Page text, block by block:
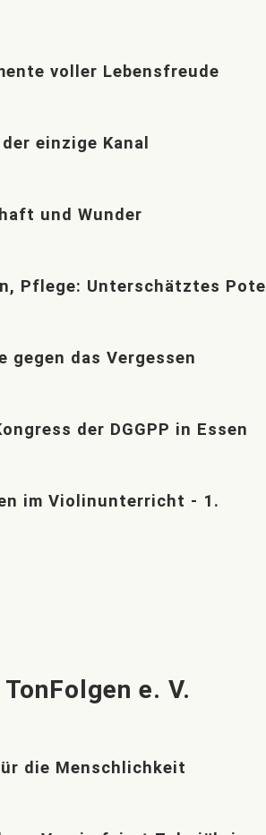
voller Lebensfreude
einzige Kanal
und Wunder
Pflege: Unterschätztes
gegen das Vergessen
der DGGPP in Essen
im Violinunterricht - 1.
e. V.
die Menschlichkeit